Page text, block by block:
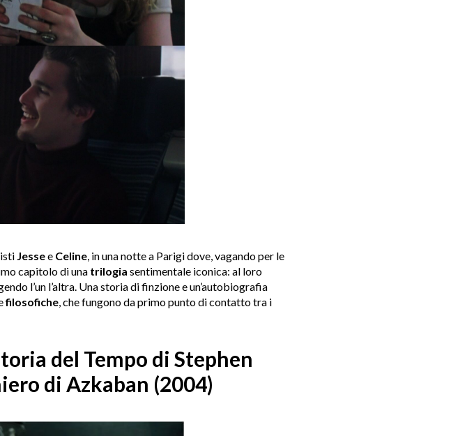
Jessee Celine, in una notte a Parigi dove, vagando per le
capitolo di una trilogia sentimentale iconica: al loro
l’un l’altra. Una storia di finzione e un’autobiografia
filosofiche, che fungono da primo punto di contatto tra i
del Tempo di Stephen
di Azkaban (2004)